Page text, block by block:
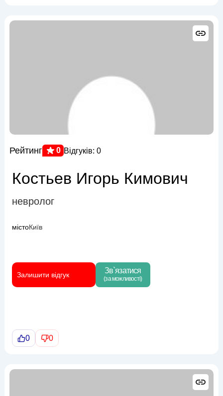
Рейтинг 0 Відгуків: 0
Костьев Игорь Кимович
невролог
містоКиїв
Залишити відгук Зв`язатися
(за можливості)
0 0